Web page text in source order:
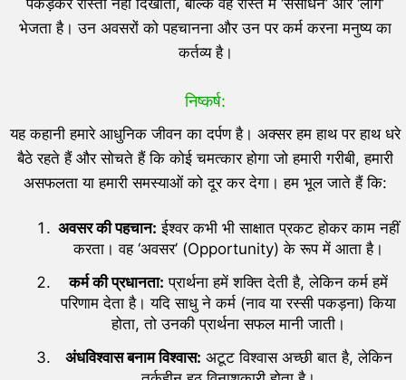
पकड़कर रास्ता नहीं दिखाता, बल्कि वह रास्ते में ‘संसाधन’ और ‘लोग’
भेजता है। उन अवसरों को पहचानना और उन पर कर्म करना मनुष्य का
कर्तव्य है।
निष्कर्ष:
यह कहानी हमारे आधुनिक जीवन का दर्पण है। अक्सर हम हाथ पर हाथ धरे
बैठे रहते हैं और सोचते हैं कि कोई चमत्कार होगा जो हमारी गरीबी, हमारी
असफलता या हमारी समस्याओं को दूर कर देगा। हम भूल जाते हैं कि:
अवसर की पहचान: ईश्वर कभी भी साक्षात प्रकट होकर काम नहीं
करता। वह ‘अवसर’ (Opportunity) के रूप में आता है।
कर्म की प्रधानता: प्रार्थना हमें शक्ति देती है, लेकिन कर्म हमें
परिणाम देता है। यदि साधु ने कर्म (नाव या रस्सी पकड़ना) किया
होता, तो उनकी प्रार्थना सफल मानी जाती।
अंधविश्वास बनाम विश्वास: अटूट विश्वास अच्छी बात है, लेकिन